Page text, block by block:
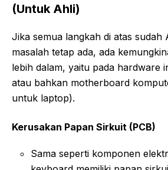
(Untuk Ahli)
Jika semua langkah di atas sudah
masalah tetap ada, ada
lebih dalam, yaitu pada hardware
atau bahkan motherboard
untuk laptop).
Kerusakan Papan Sirkuit (PCB)
Sama seperti komponen